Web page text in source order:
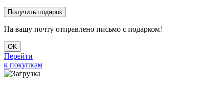
На вашу почту отправлено письмо с подарком!
OK
Перейти
к покупкам